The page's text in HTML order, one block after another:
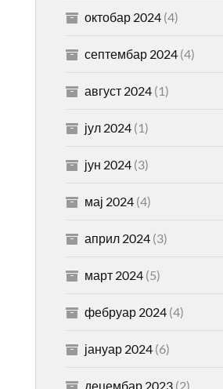
октобар 2024(4)
септембар 2024(4)
август 2024(1)
јул 2024(1)
јун 2024(3)
мај 2024(4)
април 2024(3)
март 2024(5)
фебруар 2024(4)
јануар 2024(6)
децембар 2023(2)